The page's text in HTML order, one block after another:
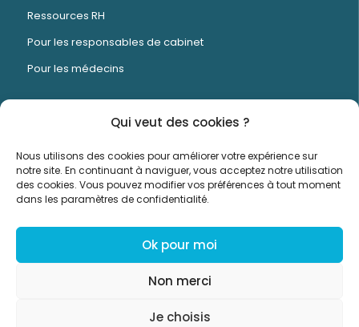
Qui veut des cookies ?
Nous utilisons des cookies pour améliorer votre expérience sur
notre site. En continuant à naviguer, vous acceptez notre utilisation
des cookies. Vous pouvez modifier vos préférences à tout moment
dans les paramètres de confidentialité.
Ok pour moi
Non merci
Je choisis
Ressources RH
Pour les responsables de cabinet
Pour les médecins
planning conçu spécifiquement pour les centres
médicaux et dentaires.